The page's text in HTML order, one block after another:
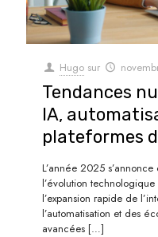
Hugo sur
Tendances
IA,
plateformes
L’année 2025
l’évolution
l’expansion rapide de
l’automatisation et des
avancées […]